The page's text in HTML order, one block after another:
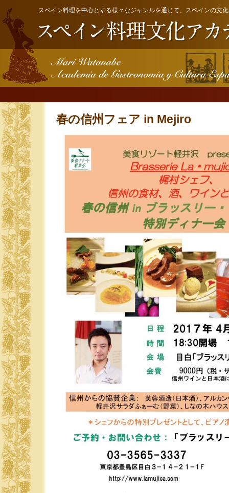
スペイン料理を中心とする様々なジャンルを通じて、スペインの文
春の信州フェア in Mejiro